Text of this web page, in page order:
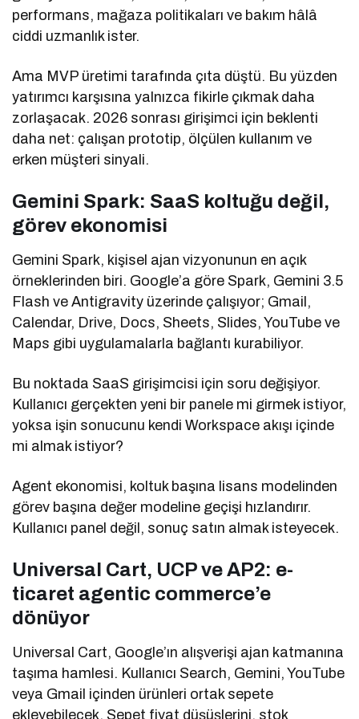
performans, mağaza politikaları ve bakım hâlâ
ciddi uzmanlık ister.
Ama MVP üretimi tarafında çıta düştü. Bu yüzden
yatırımcı karşısına yalnızca fikirle çıkmak daha
zorlaşacak. 2026 sonrası girişimci için beklenti
daha net: çalışan prototip, ölçülen kullanım ve
erken müşteri sinyali.
Gemini Spark: SaaS koltuğu değil,
görev ekonomisi
Gemini Spark, kişisel ajan vizyonunun en açık
örneklerinden biri. Google’a göre Spark, Gemini 3.5
Flash ve Antigravity üzerinde çalışıyor; Gmail,
Calendar, Drive, Docs, Sheets, Slides, YouTube ve
Maps gibi uygulamalarla bağlantı kurabiliyor.
Bu noktada SaaS girişimcisi için soru değişiyor.
Kullanıcı gerçekten yeni bir panele mi girmek istiyor,
yoksa işin sonucunu kendi Workspace akışı içinde
mi almak istiyor?
Agent ekonomisi, koltuk başına lisans modelinden
görev başına değer modeline geçişi hızlandırır.
Kullanıcı panel değil, sonuç satın almak isteyecek.
Universal Cart, UCP ve AP2: e-
ticaret agentic commerce’e
dönüyor
Universal Cart, Google’ın alışverişi ajan katmanına
taşıma hamlesi. Kullanıcı Search, Gemini, YouTube
veya Gmail içinden ürünleri ortak sepete
ekleyebilecek. Sepet fiyat düşüşlerini, stok